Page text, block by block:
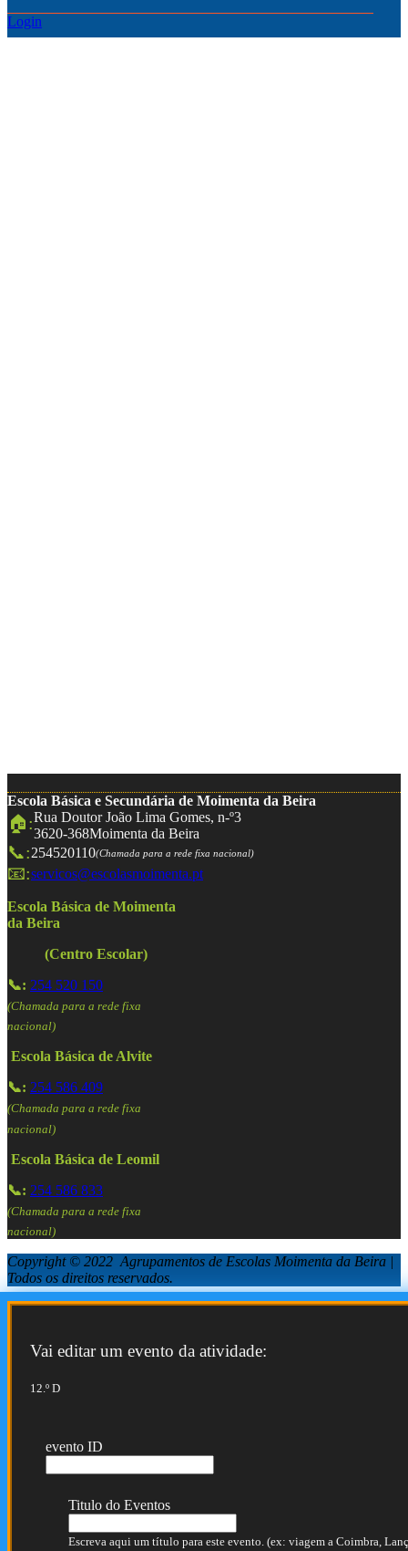
Login
Escola Básica e Secundária de Moimenta da Beira
🏠:Rua Doutor João Lima Gomes, n-º3
3620-368Moimenta da Beira
📞:254520110(Chamada para a rede fixa nacional)
📧:servicos@escolasmoimenta.pt
Escola Básica de Moimenta
da Beira
(Centro Escolar)
📞: 254 520 150
(Chamada para a rede fixa
nacional)
Escola Básica de Alvite
📞: 254 586 409
(Chamada para a rede fixa
nacional)
Escola Básica de Leomil
📞: 254 586 833
(Chamada para a rede fixa
nacional)
Copyright © 2022 Agrupamentos de Escolas Moimenta da Beira |
Todos os direitos reservados.
Vai editar um evento da atividade:
12.º D
evento ID
Titulo do Eventos
Escreva aqui um título para este evento. (ex: viagem a Coimbra,